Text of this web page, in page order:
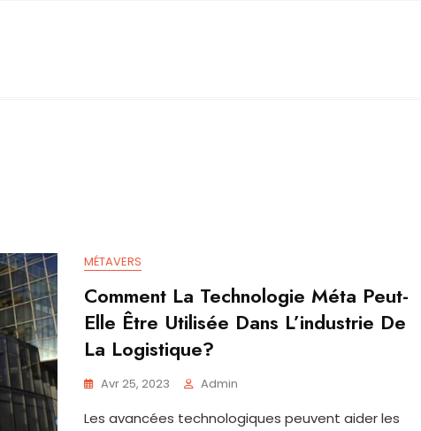
MÉTAVERS
Comment La Technologie Méta Peut-
Elle Être Utilisée Dans L’industrie De
La Logistique?
Avr 25, 2023 Admin
Les avancées technologiques peuvent aider les